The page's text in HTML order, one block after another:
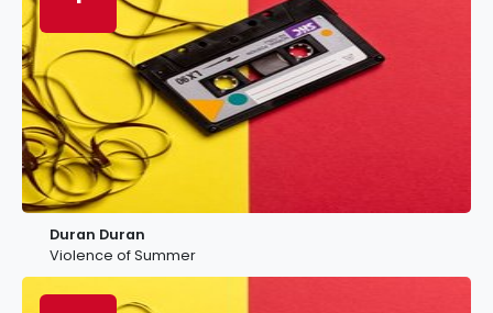
Duran Duran
Violence of Summer